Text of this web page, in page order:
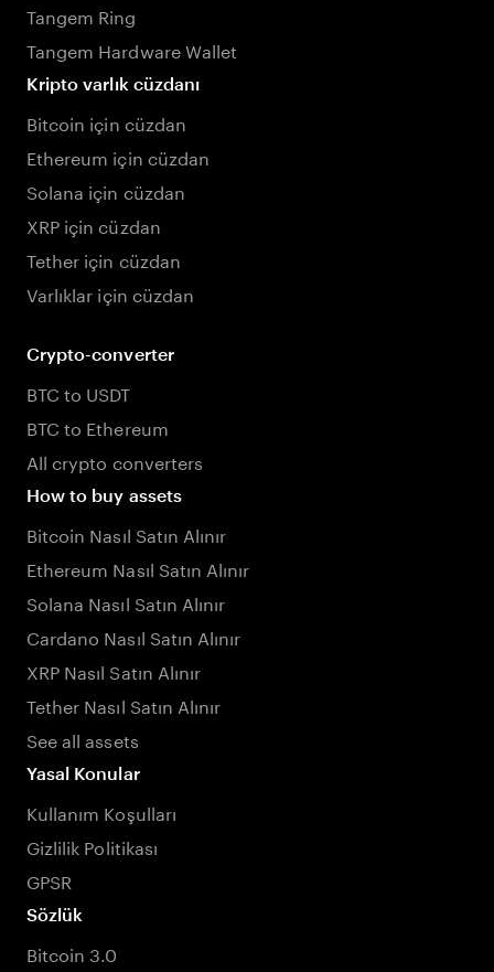
Tangem Ring
Tangem Hardware Wallet
Kripto varlık cüzdanı
Bitcoin için cüzdan
Ethereum için cüzdan
Solana için cüzdan
XRP için cüzdan
Tether için cüzdan
Varlıklar için cüzdan
Crypto-converter
BTC to USDT
BTC to Ethereum
All crypto converters
How to buy assets
Bitcoin Nasıl Satın Alınır
Ethereum Nasıl Satın Alınır
Solana Nasıl Satın Alınır
Cardano Nasıl Satın Alınır
XRP Nasıl Satın Alınır
Tether Nasıl Satın Alınır
See all assets
Yasal Konular
Kullanım Koşulları
Gizlilik Politikası
GPSR
Sözlük
Bitcoin 3.0